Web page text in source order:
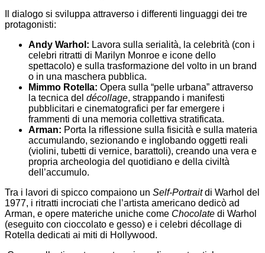
Il dialogo si sviluppa attraverso i differenti linguaggi dei tre
protagonisti:
Andy Warhol: Lavora sulla serialità, la celebrità (con i
celebri ritratti di Marilyn Monroe e icone dello
spettacolo) e sulla trasformazione del volto in un brand
o in una maschera pubblica.
Mimmo Rotella: Opera sulla “pelle urbana” attraverso
la tecnica del décollage, strappando i manifesti
pubblicitari e cinematografici per far emergere i
frammenti di una memoria collettiva stratificata.
Arman: Porta la riflessione sulla fisicità e sulla materia
accumulando, sezionando e inglobando oggetti reali
(violini, tubetti di vernice, barattoli), creando una vera e
propria archeologia del quotidiano e della civiltà
dell’accumulo.
Tra i lavori di spicco compaiono un Self-Portraitdi Warhol del
1977, i ritratti incrociati che l’artista americano dedicò ad
Arman, e opere materiche uniche come Chocolate di Warhol
(eseguito con cioccolato e gesso) e i celebri décollage di
Rotella dedicati ai miti di Hollywood.